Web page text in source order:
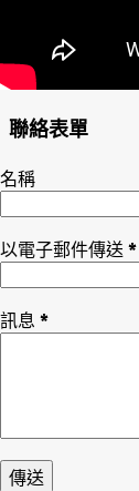
聯絡表單
名稱
以電子郵件傳送 *
訊息 *